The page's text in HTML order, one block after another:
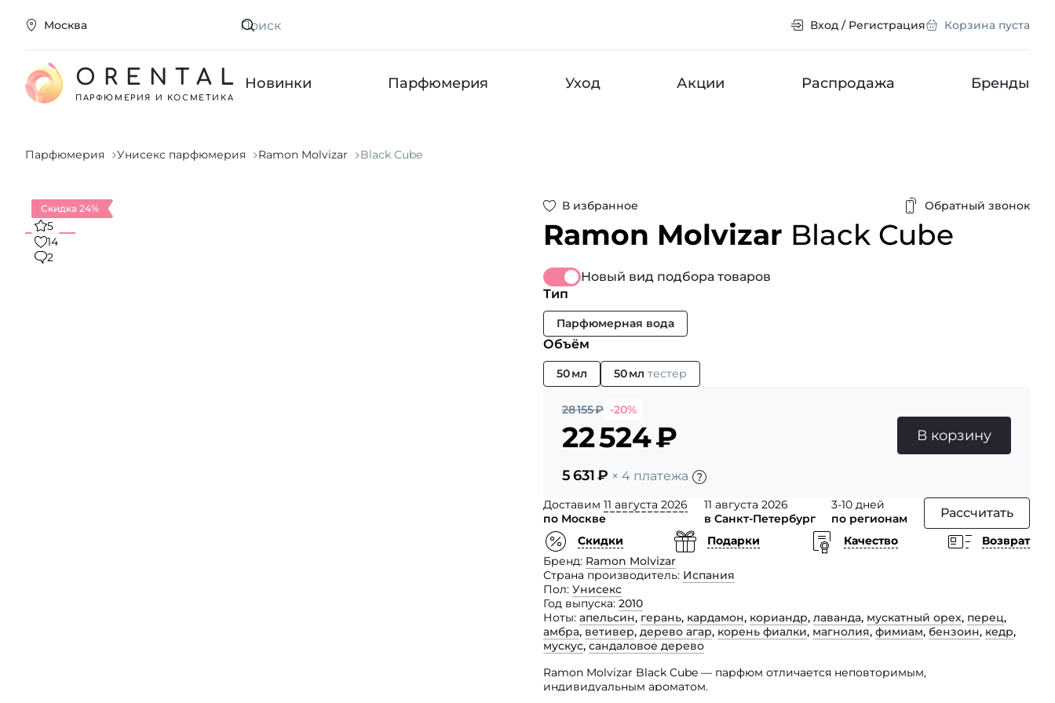
Москва Искать Вход / Регистрация Корзина пуста
ORENTAL
ПАРФЮМЕРИЯ И КОСМЕТИКА
Новинки Парфюмерия Уход Акции Распродажа Бренды
Парфюмерия Унисекс парфюмерия Ramon Molvizar Black Cube
В избранное Обратный звонок
Ramon Molvizar Black Cube
Скидка 24%
5
14
2
Новый вид подбора товаров
Тип
Парфюмерная вода
Объём
50 мл 50 мл тестер
28 155₽ -20%
22 524₽
5 631₽ × 4 платежа
В корзину
Доставим 11 августа 2026
по Москве
11 августа 2026
в Санкт-Петербург
3-10 дней
по регионам
Рассчитать
Скидки Подарки Качество
Возврат
Бренд Ramon Molvizar
Страна производитель Испания
Пол Унисекс
Год выпуска 2010
Ноты апельсин, герань, кардамон, кориандр, лаванда, мускатный орех, перец,
амбра, ветивер, дерево агар, корень фиалки, магнолия, фимиам, бензоин, кедр,
мускус, сандаловое дерево
Ramon Molvizar Black Cube — парфюм отличается неповторимым,
индивидуальным ароматом.